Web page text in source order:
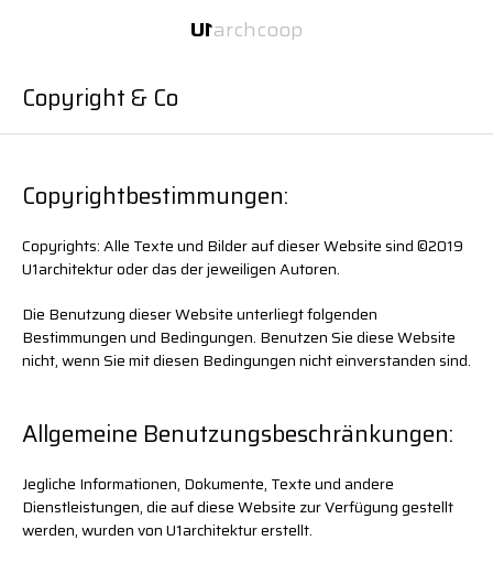
U1archcoop
U1
Über
Services
Projekte
Copyright
U1arch
Über
Services
Projekte
Impressum
U1coop
Services
Projekte
Impressum
2026-08-06 15:06
Copyright & Co
Copyrightbestimmungen:
Copyrights: Alle Texte und Bilder auf dieser Website sind ©2019
U1architektur oder das der jeweiligen Autoren.
Die Benutzung dieser Website unterliegt folgenden
Bestimmungen und Bedingungen. Benutzen Sie diese Website
nicht, wenn Sie mit diesen Bedingungen nicht einverstanden sind.
Allgemeine Benutzungsbeschränkungen:
Jegliche Informationen, Dokumente, Texte und andere
Dienstleistungen, die auf diese Website zur Verfügung gestellt
werden, wurden von U1architektur erstellt.